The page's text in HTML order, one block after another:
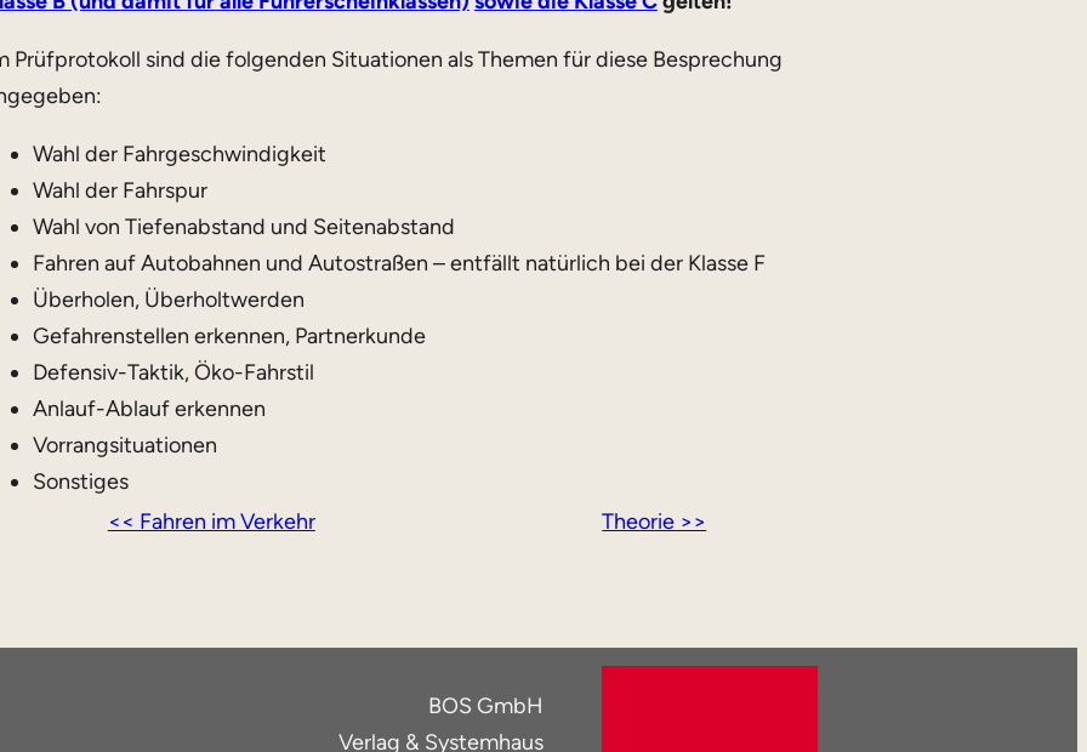
Prüfprotokoll sind die folgenden Situationen als Themen für diese Besprechung
Wahl der Fahrgeschwindigkeit
Wahl der Fahrspur
Wahl von Tiefenabstand und Seitenabstand
Fahren auf Autobahnen und Autostraßen – entfällt natürlich bei der Klasse F
Überholen, Überholtwerden
Gefahrenstellen erkennen, Partnerkunde
Defensiv-Taktik, Öko-Fahrstil
Anlauf-Ablauf erkennen
Vorrangsituationen
Sonstiges
<< Fahren im Verkehr
Theorie >>
BOS GmbH
Verlag & Systemhaus